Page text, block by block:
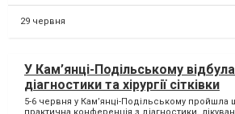
29 червня
У Кам’янці-Подільському
діагностики та хірургії сітківки
5-6 червня у Кам’янці-Подільському пройшла
практична конференція з діагностики,